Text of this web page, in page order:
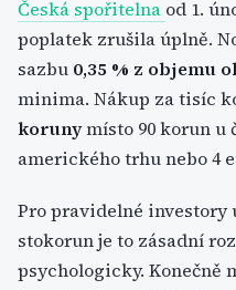
Česká spořitelna od 1.
poplatek zrušila úplně.
sazbu 0,35 % z objemu
minima. Nákup za tisíc
korunymísto 90 korun u
amerického trhu nebo 4
Pro pravidelné investory
stokorun je to zásadní
psychologicky. Konečně